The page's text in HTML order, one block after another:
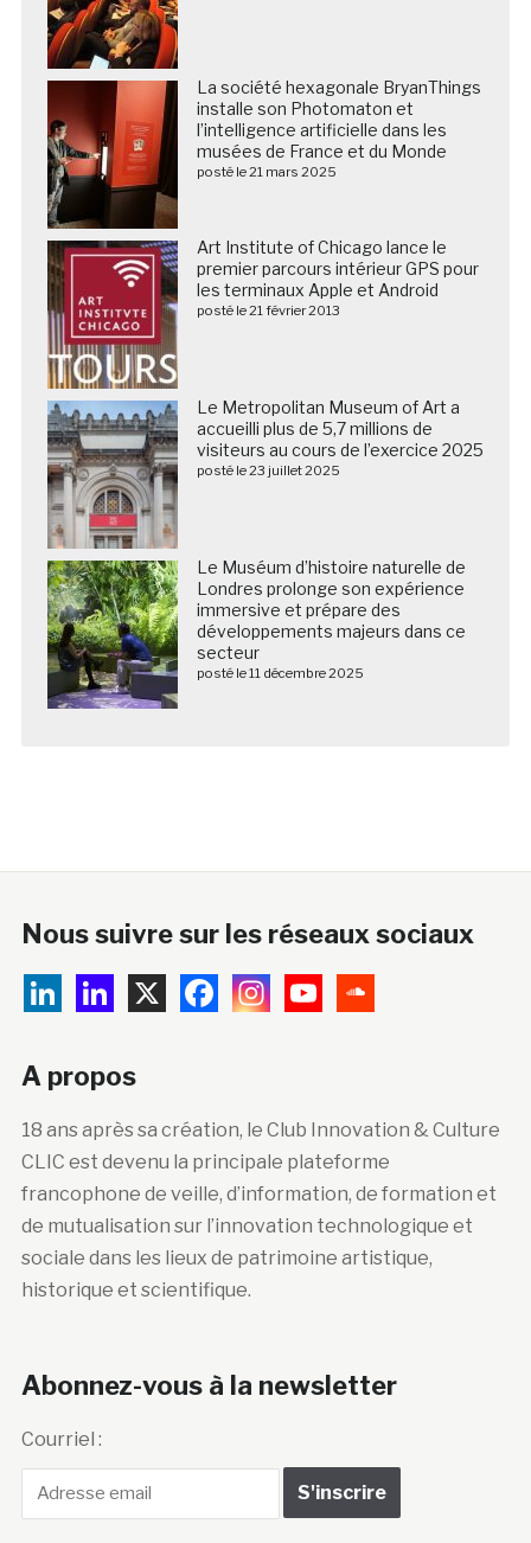
La société hexagonale BryanThings
installe son Photomaton et
l’intelligence artificielle dans les
musées de France et du Monde
posté le 21 mars 2025
Art Institute of Chicago lance le
premier parcours intérieur GPS pour
les terminaux Apple et Android
posté le 21 février 2013
Le Metropolitan Museum of Art a
accueilli plus de 5,7 millions de
visiteurs au cours de l’exercice 2025
posté le 23 juillet 2025
Le Muséum d’histoire naturelle de
Londres prolonge son expérience
immersive et prépare des
développements majeurs dans ce
secteur
posté le 11 décembre 2025
Nous suivre sur les réseaux sociaux
A propos
18 ans après sa création, le Club Innovation & Culture
CLIC est devenu la principale plateforme
francophone de veille, d’information, de formation et
de mutualisation sur l’innovation technologique et
sociale dans les lieux de patrimoine artistique,
historique et scientifique.
Abonnez-vous à la newsletter
Courriel :